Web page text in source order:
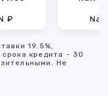
₽
19.5%,
срока кредита - 30
Не